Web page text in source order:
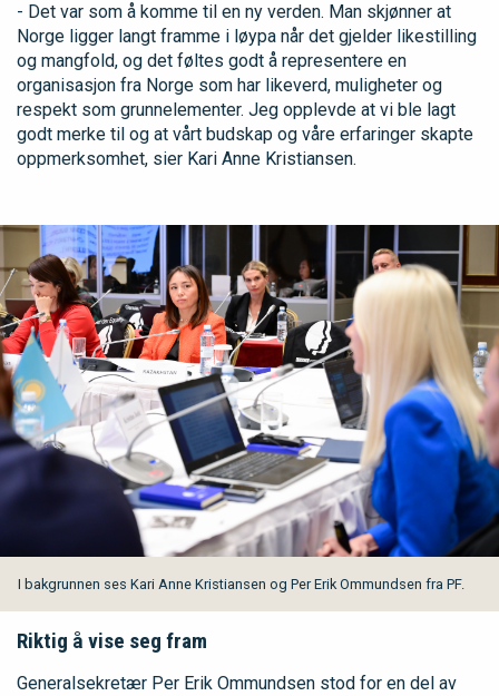
- Det var som å komme til en ny verden. Man skjønner at
Norge ligger langt framme i løypa når det gjelder likestilling
og mangfold, og det føltes godt å representere en
organisasjon fra Norge som har likeverd, muligheter og
respekt som grunnelementer. Jeg opplevde at vi ble lagt
godt merke til og at vårt budskap og våre erfaringer skapte
oppmerksomhet, sier Kari Anne Kristiansen.
I bakgrunnen ses Kari Anne Kristiansen og Per Erik Ommundsen fra PF.
Riktig å vise seg fram
Generalsekretær Per Erik Ommundsen stod for en del av